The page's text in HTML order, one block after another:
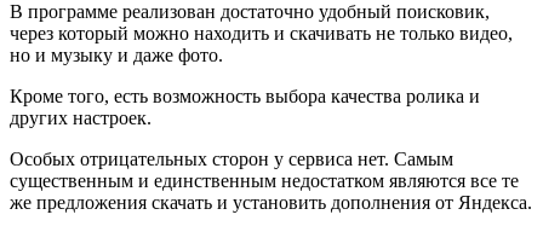
В программе реализован достаточно удобный поисковик,
через который можно находить и скачивать не только видео,
но и музыку и даже фото.
Кроме того, есть возможность выбора качества ролика и
других настроек.
Особых отрицательных сторон у сервиса нет. Самым
существенным и единственным недостатком являются все те
же предложения скачать и установить дополнения от Яндекса.